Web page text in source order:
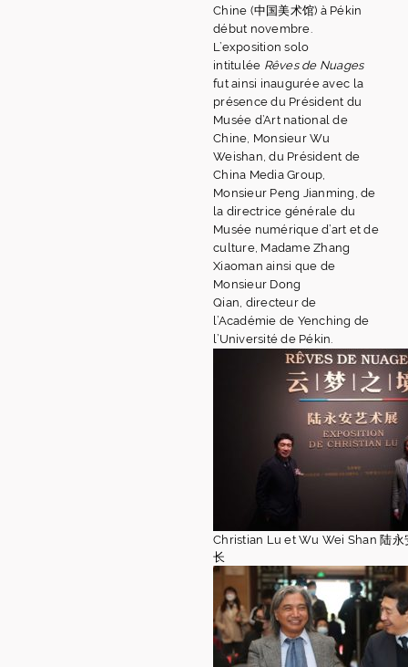
Chine (中国美术馆) à Pékin
début novembre.
L’exposition solo
intitulée Rêves de Nuages
fut ainsi inaugurée avec la
présence du Président du
Musée d’Art national de
Chine, Monsieur Wu
Weishan, du Président de
China Media Group,
Monsieur Peng Jianming, de
la directrice générale du
Musée numérique d’art et de
culture, Madame Zhang
Xiaoman ainsi que de
Monsieur Dong
Qian, directeur de
l’Académie de Yenching de
l’Université de Pékin.
Christian Lu et Wu Wei Shan 陆永
长